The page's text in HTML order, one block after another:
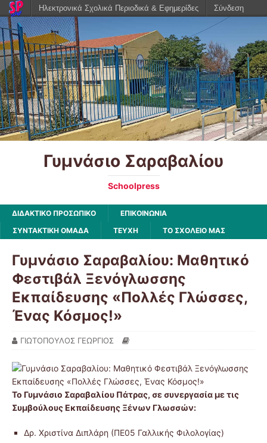
Γυμνάσιο Σαραβαλίου
Schoolpress
ΔΙΔΑΚΤΙΚΟ ΠΡΟΣΩΠΙΚΟ
ΕΠΙΚΟΙΝΩΝΙΑ
ΣΥΝΤΑΚΤΙΚΗ ΟΜΑΔΑ
ΤΕΥΧΗ ΤΟ ΣΧΟΛΕΙΟ ΜΑΣ
Γυμνάσιο Σαραβαλίου: Μαθητικό
Φεστιβάλ Ξενόγλωσσης
Εκπαίδευσης «Πολλές Γλώσσες,
Ένας Κόσμος!»
ΓΙΩΤΟΠΟΥΛΟΣ ΓΕΩΡΓΙΟΣ
Το Γυμνάσιο Σαραβαλίου Πάτρας, σε συνεργασία με τις
Συμβούλους Εκπαίδευσης Ξένων Γλωσσών:
Δρ. Χριστίνα Διπλάρη (ΠΕ05 Γαλλικής Φιλολογίας)
Ηλεκτρονικά Σχολικά Περιοδικά & Εφημερίδες Σύνδεση